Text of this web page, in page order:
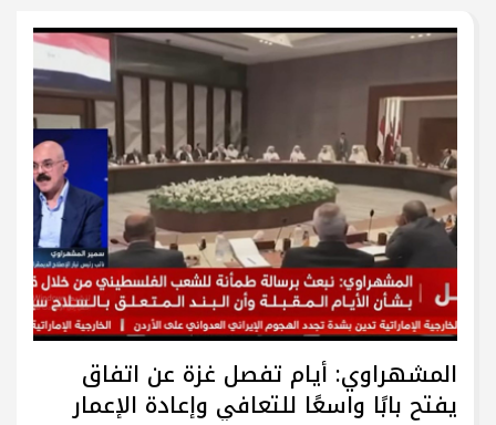
المشهراوي: أيام تفصل غزة عن اتفاق
يفتح بابًا واسعًا للتعافي وإعادة الإعمار